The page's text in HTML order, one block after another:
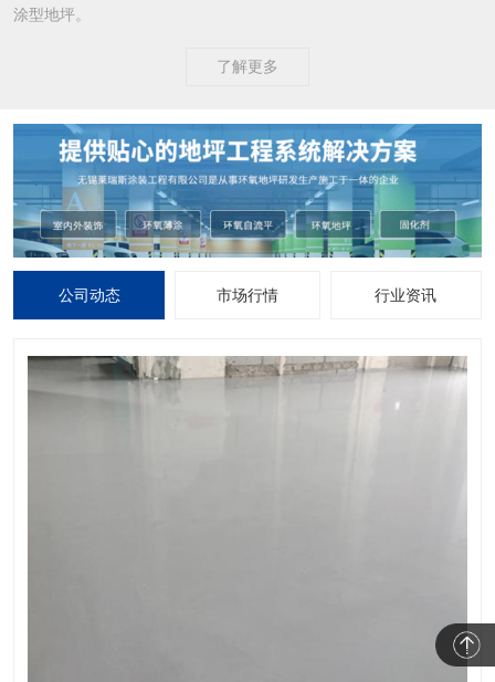
涂型地坪。
了解更多
公司动态 市场行情 行业资讯